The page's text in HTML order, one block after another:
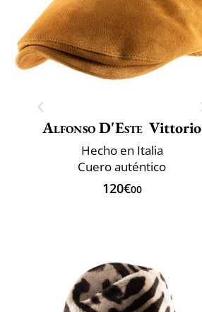
Alfonso D'Este Vittorio
Hecho en Italia
Cuero auténtico
120€00